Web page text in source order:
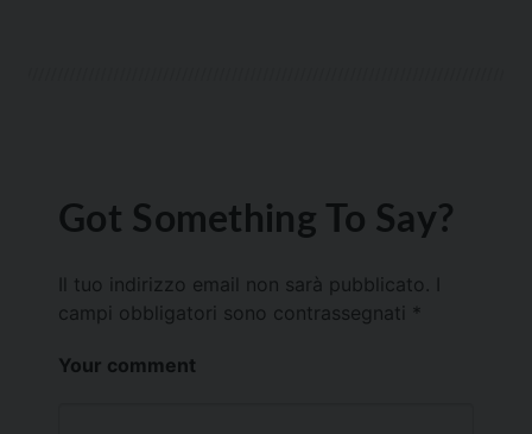
Got Something To Say?
Il tuo indirizzo email non sarà pubblicato.
campi obbligatori sono contrassegnati *
Your comment